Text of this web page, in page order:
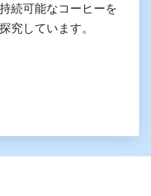
続可能なコーヒーを
究しています。